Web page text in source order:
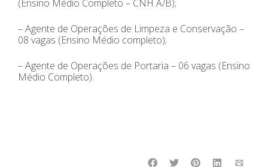
(Ensino Médio Completo – CNH A/B);
– Agente de Operações de Limpeza e Conservação –
08 vagas (Ensino Médio completo);
– Agente de Operações de Portaria – 06 vagas (Ensino
Médio Completo).